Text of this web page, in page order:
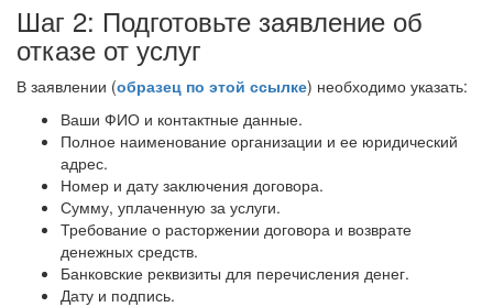
Шаг 2: Подготовьте заявление об
отказе от услуг
В заявлении (образец по этой ссылке) необходимо указать:
Ваши ФИО и контактные данные.
Полное наименование организации и ее юридический
адрес.
Номер и дату заключения договора.
Сумму, уплаченную за услуги.
Требование о расторжении договора и возврате
денежных средств.
Банковские реквизиты для перечисления денег.
Дату и подпись.